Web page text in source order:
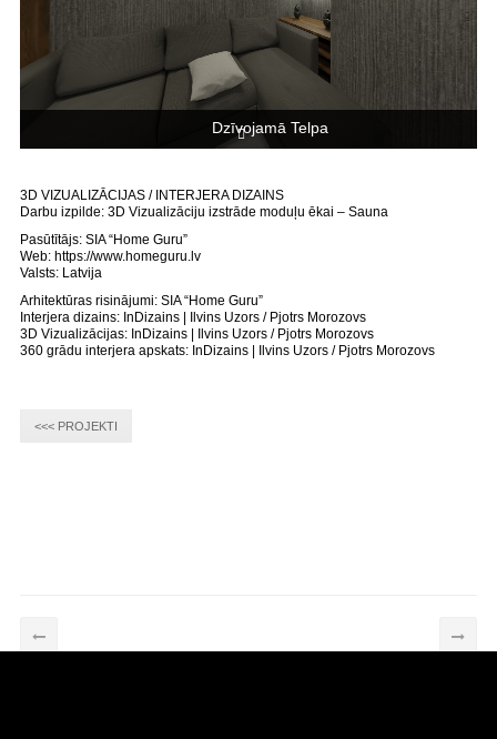
Dzīvojamā Telpa
3D VIZUALIZĀCIJAS / INTERJERA DIZAINS
Darbu izpilde: 3D Vizualizāciju izstrāde moduļu ēkai – Sauna
Pasūtītājs: SIA “Home Guru”
Web: https://www.homeguru.lv
Valsts: Latvija
Arhitektūras risinājumi: SIA “Home Guru”
Interjera dizains: InDizains | Ilvins Uzors / Pjotrs Morozovs
3D Vizualizācijas: InDizains | Ilvins Uzors / Pjotrs Morozovs
360 grādu interjera apskats: InDizains | Ilvins Uzors / Pjotrs Morozovs
<<< PROJEKTI